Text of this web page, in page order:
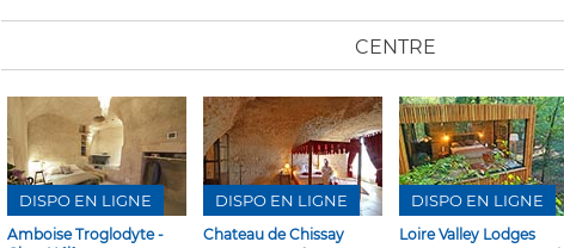
CENTRE
Amboise Troglodyte -
DISPO EN LIGNE
Chateau de Chissay
DISPO EN LIGNE
Loire Valley Lodges
DISPO EN LIGNE